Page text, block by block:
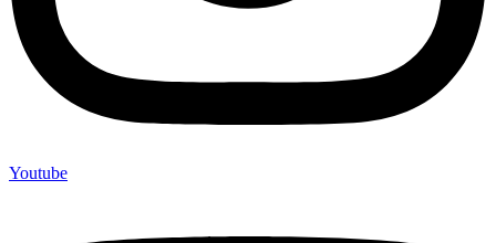
Youtube